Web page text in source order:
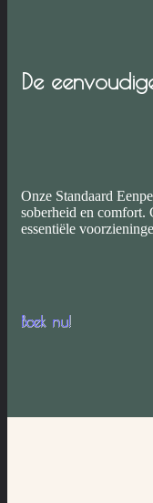
De
Onze Standaard
soberheid en comfort.
essentiële
Boek nu!